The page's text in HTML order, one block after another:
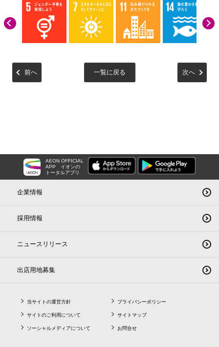
前へ 一覧に戻る 次へ
AEON OFFICIAL
APP
イオンの
トータルアプリ
企業情報
採用情報
ニュースリリース
出店用地募集
当サイトの運営方針
サイトのご利用について
ソーシャルメディアについて
プライバシーポリシー
サイトマップ
お問合せ